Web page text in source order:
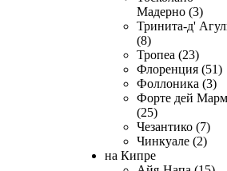
Мадерно (3)
Тринита-д'
(8)
Тропеа (23)
Флоренция (51)
Фоллоника (3)
Форте дей
(25)
Чезантико (7)
Чинкуале (2)
на Кипре